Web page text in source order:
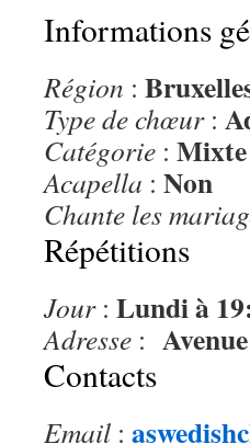
Informations
Région :
Type de chœur:
Catégorie : Mixte
Acapella : Non
Chante les
Répétitions
Jour: Lundi à
Adresse :
Contacts
Email :